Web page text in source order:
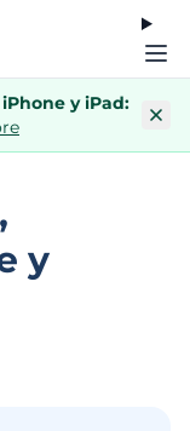
y iPad:
y